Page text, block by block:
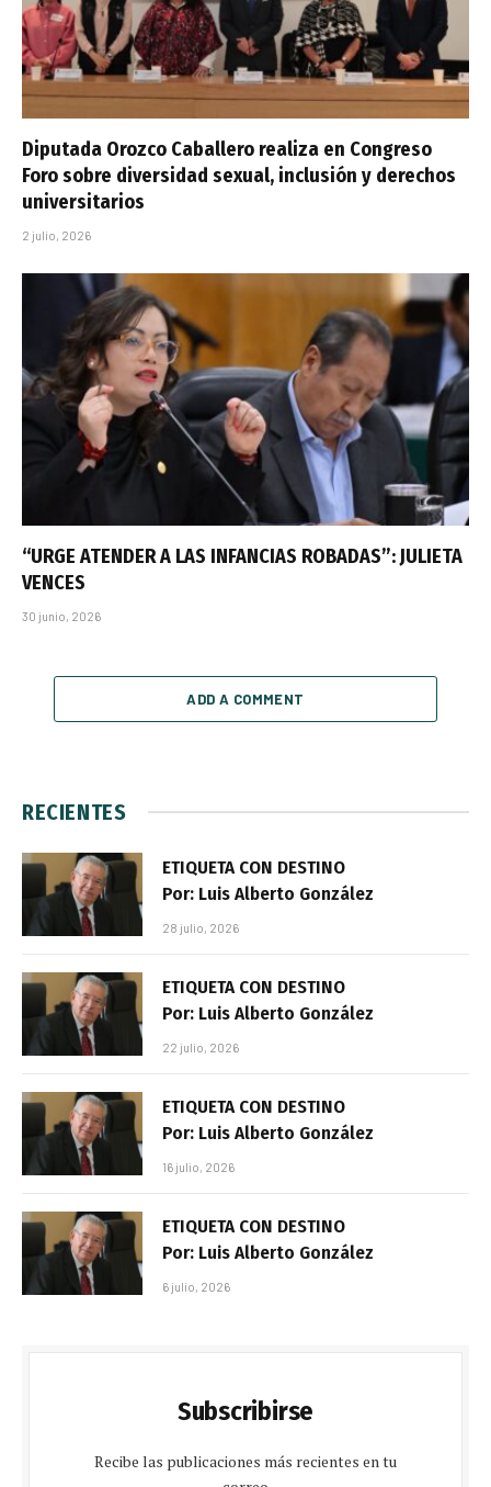
Diputada Orozco Caballero realiza en Congreso
Foro sobre diversidad sexual, inclusión y derechos
universitarios
2 julio, 2026
“URGE ATENDER A LAS INFANCIAS ROBADAS”: JULIETA
VENCES
30 junio, 2026
ADD A COMMENT
RECIENTES
ETIQUETA CON DESTINO
Por: Luis Alberto González
28 julio, 2026
ETIQUETA CON DESTINO
Por: Luis Alberto González
22 julio, 2026
ETIQUETA CON DESTINO
Por: Luis Alberto González
16 julio, 2026
ETIQUETA CON DESTINO
Por: Luis Alberto González
6 julio, 2026
Subscribirse
Recibe las publicaciones más recientes en tu